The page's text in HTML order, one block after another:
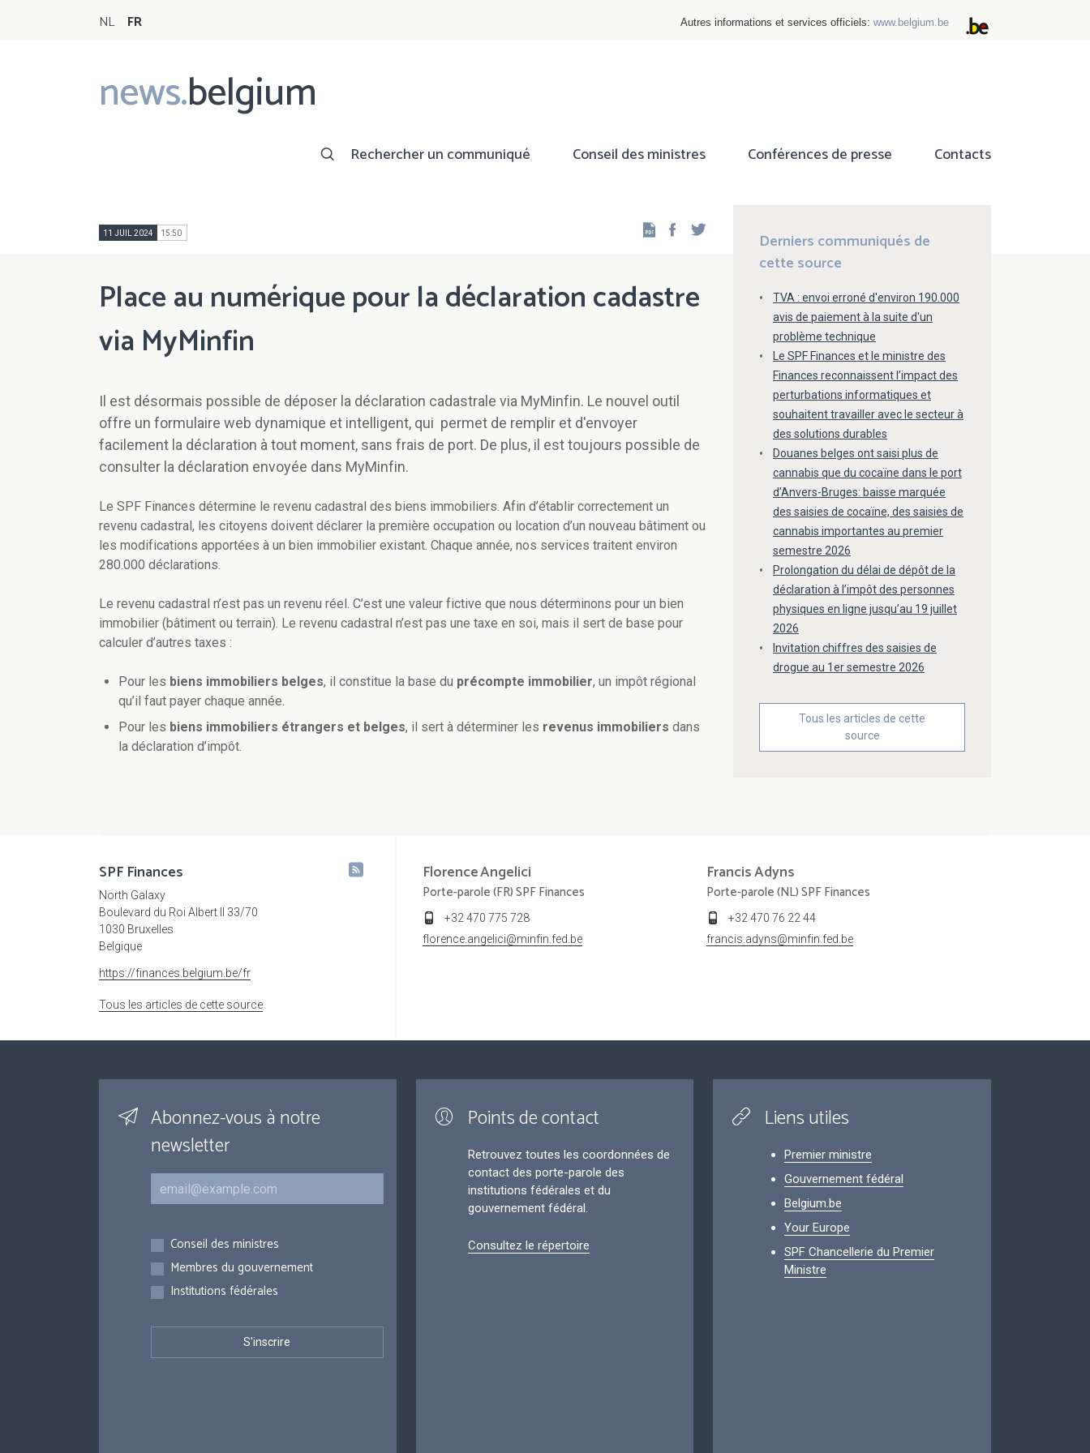
NL FR Autres informations et services officiels: www.belgium.be
news.belgium
Main
navigation
Rechercher un communiqué Conseil des ministres Conférences de presse Contacts
11 JUIL 2024 15:50 Facebook
Place au numérique pour la déclaration cadastre
via MyMinfin
Il est désormais possible de déposer la déclaration cadastrale via MyMinfin. Le nouvel outil
offre un formulaire web dynamique et intelligent, qui permet de remplir et d'envoyer
facilement la déclaration à tout moment, sans frais de port. De plus, il est toujours possible de
consulter la déclaration envoyée dans MyMinfin.
Le SPF Finances détermine le revenu cadastral des biens immobiliers. Afin d’établir correctement un
revenu cadastral, les citoyens doivent déclarer la première occupation ou location d’un nouveau bâtiment ou
les modifications apportées à un bien immobilier existant. Chaque année, nos services traitent environ
280.000 déclarations.
Le revenu cadastral n’est pas un revenu réel. C’est une valeur fictive que nous déterminons pour un bien
immobilier (bâtiment ou terrain). Le revenu cadastral n’est pas une taxe en soi, mais il sert de base pour
calculer d’autres taxes :
Pour les biens immobiliers belges, il constitue la base du précompte immobilier, un impôt régional
qu’il faut payer chaque année.
Pour les biens immobiliers étrangers et belges, il sert à déterminer les revenus immobiliers dans
la déclaration d’impôt.
Derniers communiqués de
cette source
TVA : envoi erroné d'environ 190.000
avis de paiement à la suite d'un
problème technique
Le SPF Finances et le ministre des
Finances reconnaissent l’impact des
perturbations informatiques et
souhaitent travailler avec le secteur à
des solutions durables
Douanes belges ont saisi plus de
cannabis que du cocaïne dans le port
d’Anvers-Bruges: baisse marquée
des saisies de cocaïne, des saisies de
cannabis importantes au premier
semestre 2026
Prolongation du délai de dépôt de la
déclaration à l’impôt des personnes
physiques en ligne jusqu’au 19 juillet
2026
Invitation chiffres des saisies de
drogue au 1er semestre 2026
Tous les articles de cette
source
SPF Finances
North Galaxy
Boulevard du Roi Albert II 33/70
1030 Bruxelles
Belgique
https://finances.belgium.be/fr
Tous les articles de cette source
FlorenceAngelici
Porte-parole (FR) SPF Finances
+32 470 775 728
florence.angelici@minfin.fed.be
FrancisAdyns
Porte-parole (NL) SPF Finances
+32 470 76 22 44
francis.adyns@minfin.fed.be
Abonnez-vous à notre
newsletter
Courriel
Inscriptions
Conseil des ministres
Membres du gouvernement
Institutions fédérales
Points de contact
Retrouvez toutes les coordonnées de
contact des porte-parole des
institutions fédérales et du
gouvernement fédéral.
Consultez le répertoire
Liens utiles
Premier ministre
Gouvernement fédéral
Belgium.be
Your Europe
SPF Chancellerie du Premier
Ministre